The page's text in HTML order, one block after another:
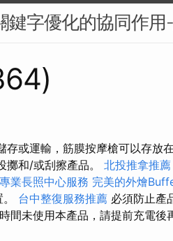
鍵字優化的協同作
或運輸，筋膜按摩槍可以存放
擲和/或刮擦產品。 北投推拿推薦
專業長照中心服務 完美的外燴
台中整復服務推薦 必須防止產
間未使用本產品，請提前充電後